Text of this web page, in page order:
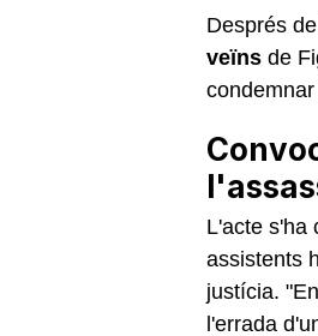
Després
veïns de
L'acte s'ha
assistents
justícia.
l'errada